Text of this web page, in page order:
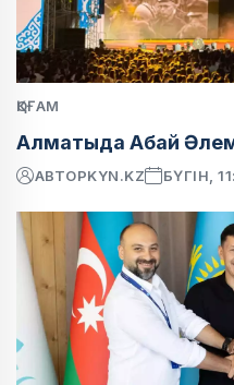
ҚОҒАМ
Алматыда Абай
АВТОРKYN.KZ БҮГІН,